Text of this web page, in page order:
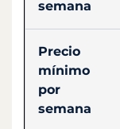
semana
Precio
mínimo
por
semana